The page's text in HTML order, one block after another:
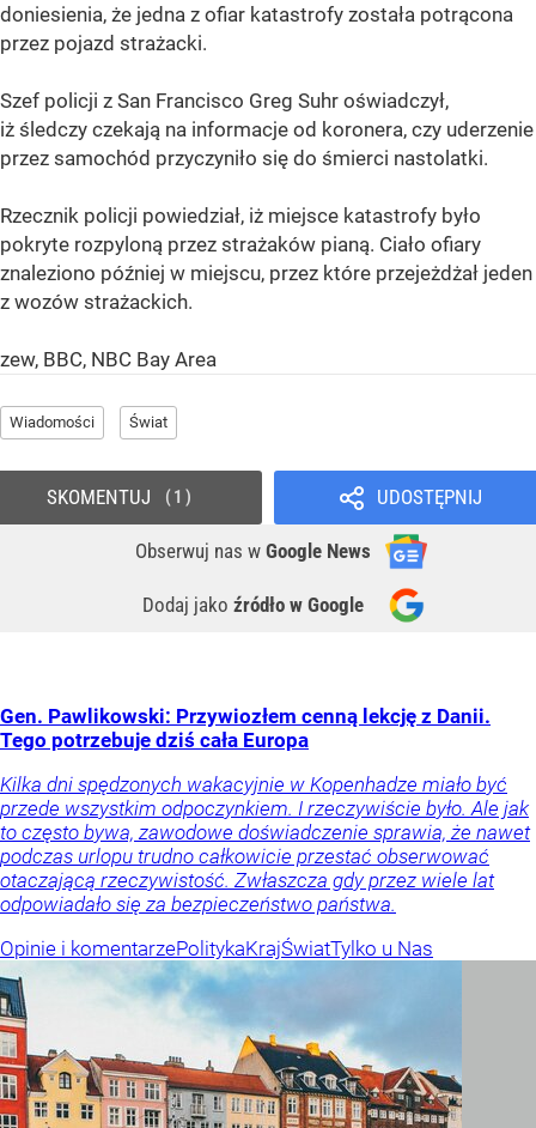
doniesienia, że jedna z ofiar katastrofy została potrącona
przez pojazd strażacki.
Szef policji z San Francisco Greg Suhr oświadczył,
iż śledczy czekają na informacje od koronera, czy uderzenie
przez samochód przyczyniło się do śmierci nastolatki.
Rzecznik policji powiedział, iż miejsce katastrofy było
pokryte rozpyloną przez strażaków pianą. Ciało ofiary
znaleziono później w miejscu, przez które przejeżdżał jeden
z wozów strażackich.
zew, BBC, NBC Bay Area
Wiadomości Świat
UDOSTĘPNIJ
Obserwuj nas w Google News
Dodaj jako źródło w Google
SKOMENTUJ 1
Gen. Pawlikowski: Przywiozłem cenną lekcję z Danii.
Tego potrzebuje dziś cała Europa
Kilka dni spędzonych wakacyjnie w Kopenhadze miało być
przede wszystkim odpoczynkiem. I rzeczywiście było. Ale jak
to często bywa, zawodowe doświadczenie sprawia, że nawet
podczas urlopu trudno całkowicie przestać obserwować
otaczającą rzeczywistość. Zwłaszcza gdy przez wiele lat
odpowiadało się za bezpieczeństwo państwa.
Opinie i komentarzePolitykaKrajŚwiatTylko u Nas